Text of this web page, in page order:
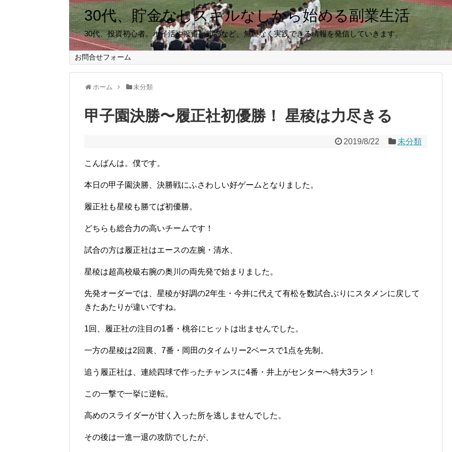
30代、貯金なしスキルなしから始める副業生活
30代、投資初心者。ポイ活や投資、節約など、無理なく実践できる情報を発信していきます。
お問合せフォーム
ホーム 未分類
甲子園決勝〜履正社初優勝！ 星稜は力尽きる
2019/8/22 未分類
こんばんは。僕です。
本日の甲子園決勝、決勝戦にふさわしい好ゲームとなりました。
履正社も星稜も勝てば初優勝。
どちらも総合力の高いチームです！
試合の方は履正社はエースの左腕・清水、
星稜は超高校級右腕の奥川の両先発で始まりました。
先発オーダーでは、星稜が好調の2年生・今井に代えて有松を数試合ぶりにスタメンに戻して
きたあたりが違いですね。
1回、履正社の注目の1番・桃谷にヒットは出ませんでした。
一方の星稜は2回裏、7番・岡田のタイムリー2ベースで1点を先制。
追う履正社は、連続四球で作ったチャンスに4番・井上がセンターへ特大3ラン！
この一撃で一挙に逆転。
高めのスライダーが甘く入った所を逃しませんでした。
その後は一進一退の攻防でしたが、